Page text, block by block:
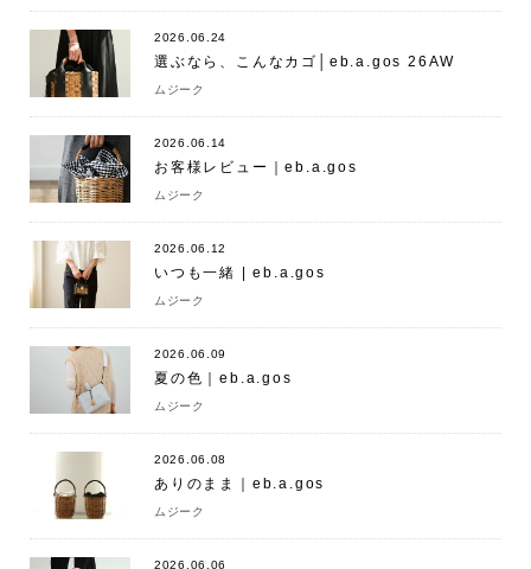
2026.06.24
選ぶなら、こんなカゴ│eb.a.gos 26AW
ムジーク
2026.06.14
お客様レビュー｜eb.a.gos
ムジーク
2026.06.12
いつも一緒 | eb.a.gos
ムジーク
2026.06.09
夏の色｜eb.a.gos
ムジーク
2026.06.08
ありのまま｜eb.a.gos
ムジーク
2026.06.06